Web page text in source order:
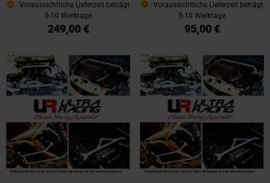
Voraussichtliche Lieferzeit beträgt
5-10 Werktage
249,00 €
Voraussichtliche Lieferzeit beträgt
5-10 Werktage
95,00 €